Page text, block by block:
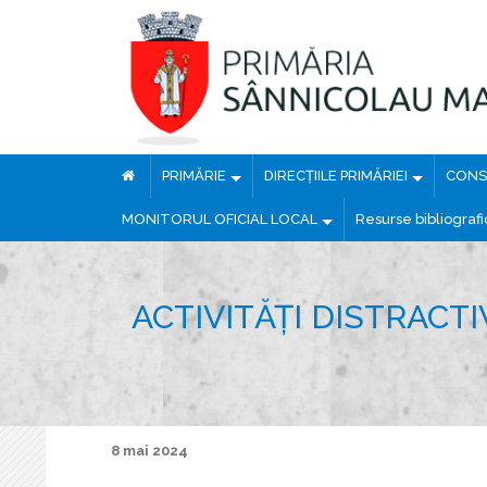
PRIMĂRIE DIRECȚIILE PRIMĂRIEI
MONITORUL OFICIAL LOCAL Resurse
ACTIVITĂȚI
8 mai 2024